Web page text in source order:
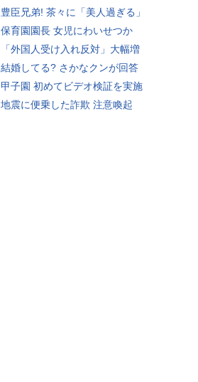
豊臣兄弟! 茶々に「美人過ぎる」
保育園園長 女児にわいせつか
「外国人受け入れ反対」大幅増
結婚してる? さかなクンが回答
甲子園 初めてビデオ検証を実施
地震に便乗した詐欺 注意喚起